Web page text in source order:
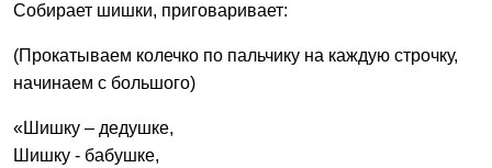
Собирает шишки, приговаривает:
(Прокатываем колечко по пальчику на каждую строчку,
начинаем с большого)
«Шишку – дедушке,
Шишку - бабушке,